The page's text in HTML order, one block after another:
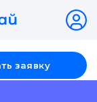
заявку